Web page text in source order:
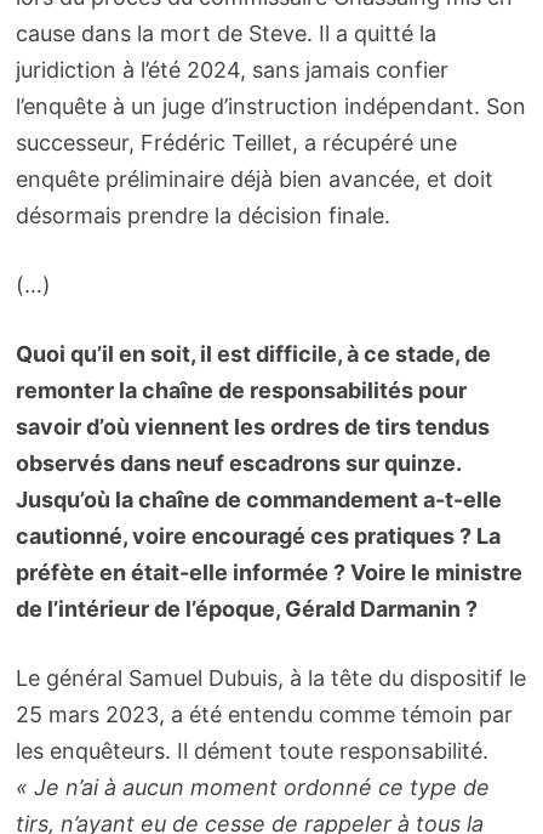
cause dans la mort de Steve. Il a quitté la
juridiction à l’été 2024, sans jamais confier
l’enquête à un juge d’instruction indépendant. Son
successeur, Frédéric Teillet, a récupéré une
enquête préliminaire déjà bien avancée, et doit
désormais prendre la décision finale.
(…)
Quoi qu’il en soit, il est difficile, à ce stade, de
remonter la chaîne de responsabilités pour
savoir d’où viennent les ordres de tirs tendus
observés dans neuf escadrons sur quinze.
Jusqu’où la chaîne de commandement a-t-elle
cautionné, voire encouragé ces pratiques ? La
préfète en était-elle informée ? Voire le ministre
de l’intérieur de l’époque, Gérald Darmanin ?
Le général Samuel Dubuis, à la tête du dispositif le
25 mars 2023, a été entendu comme témoin par
les enquêteurs. Il dément toute responsabilité.
« Je n’ai à aucun moment ordonné ce type de
tirs, n’ayant eu de cesse de rappeler à tous la